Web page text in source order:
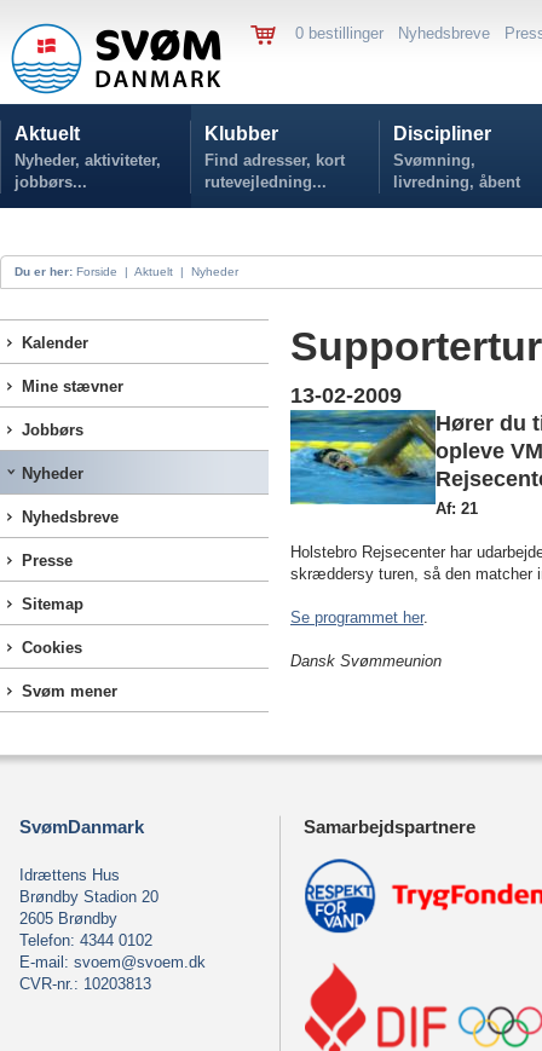
0 bestillinger Nyhedsbreve
Aktuelt
Nyheder, aktiviteter,
jobbørs...
Klubber
Find adresser, kort
rutevejledning...
Discipliner
Svømning,
livredning, åbent
vand...
Du er her: Forside | Aktuelt | Nyheder
Kalender
Mine stævner
Jobbørs
Nyheder
Nyhedsbreve
Presse
Sitemap
Cookies
Svøm mener
13-02-2009
Hører du
opleve
Af: 21
Holstebro Rejsecenter har
skræddersy turen, så den matcher
Se programmet her.
Dansk Svømmeunion
SvømDanmark
Idrættens Hus
Brøndby Stadion 20
2605 Brøndby
Telefon: 4344 0102
E-mail: svoem@svoem.dk
CVR-nr.: 10203813
Samarbejdspartnere